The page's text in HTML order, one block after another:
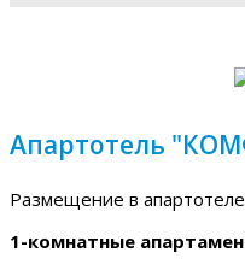
Апартотель
Размещение в
1-комнатные